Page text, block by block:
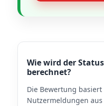
Wie wird der
berechnet?
Die Bewertung
Nutzermeldungen